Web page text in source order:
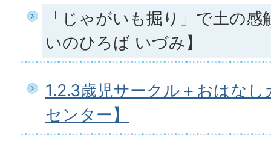
「じゃがいも掘り」で土の
いのひろば いづみ】
1.2.3歳児サークル＋おはな
センター】